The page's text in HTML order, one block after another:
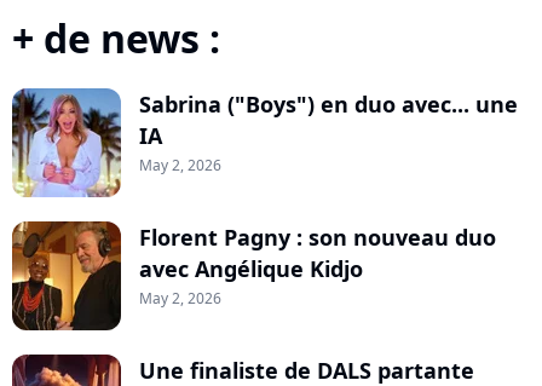
+ de news :
Sabrina ("Boys") en duo avec... une
IA
May 2, 2026
Florent Pagny : son nouveau duo
avec Angélique Kidjo
May 2, 2026
Une finaliste de DALS partante